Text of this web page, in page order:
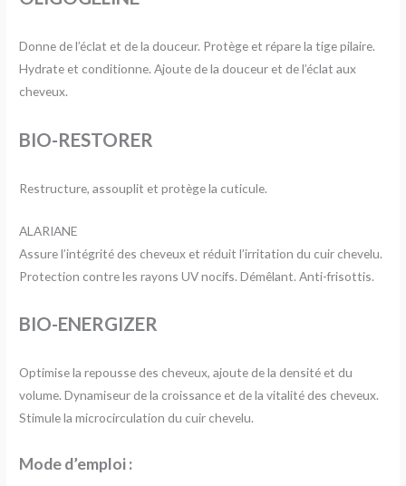
Donne de l’éclat et de la douceur. Protège et répare la tige pilaire.
Hydrate et conditionne. Ajoute de la douceur et de l’éclat aux
cheveux.
BIO-RESTORER
Restructure, assouplit et protège la cuticule.
ALARIANE
Assure l’intégrité des cheveux et réduit l’irritation du cuir chevelu.
Protection contre les rayons UV nocifs. Démêlant. Anti-frisottis.
BIO-ENERGIZER
Optimise la repousse des cheveux, ajoute de la densité et du
volume. Dynamiseur de la croissance et de la vitalité des cheveux.
Stimule la microcirculation du cuir chevelu.
Mode d’emploi :